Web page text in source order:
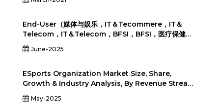
Brand Outlets)), and Regional Analysis, 2024-
Laptops, Servers, Mobile Devices, Storage
Cloud-Based), By End-Use Industry (IT &
Telecom, BFSI, Healthcare, Government,
Education, Others), and Regional Analysis,
2024-2031
End-User（媒体与娱乐，IT＆Tecommere，IT＆
Telecom，IT＆Telecom，BFSI，BFSI，医疗保健，
政府，教育，政府，20224-2031，由组件（解决方案，
服务）（解决方案，服务）按类型（标准CDN，视频
（标准CDN，视频CDN，透明CDN）按类型（标准
CDN，PEER-PER-PER CDN，透明CDN）进行类型，
内容交付网络（CDN）市场规模，份额，增长与行业分析
（CDN）市场规模，份额，增长和行业分析
June-2025
ESports Organization Market Size, Share,
Growth & Industry Analysis, By Revenue Stream
(Sponsorships, Media Rights, Merchandise,
Tournament Winnings, Content Creation) By
May-2025